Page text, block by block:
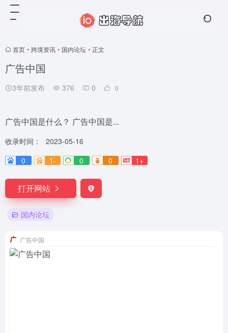
首页 • 跨境资讯 • 国内论坛 • 正文
广告中国
3年前发布 376 0 0
广告中国是什么？ 广告中国是...
收录时间：
2023-05-16
0
1- 0 0 1+
打开网站
国内论坛
广告中国